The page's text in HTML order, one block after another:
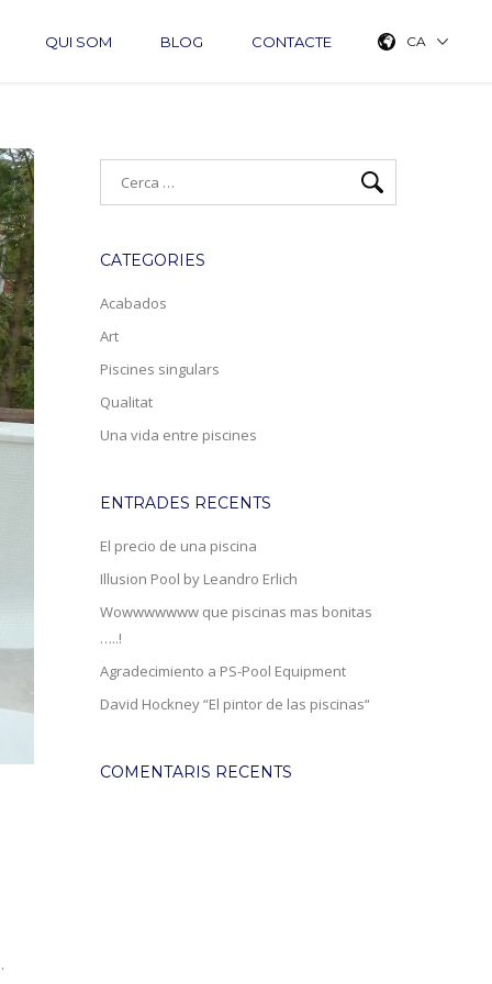
CA
QUI SOM BLOG CONTACTE
CATEGORIES
Acabados
Art
Piscines singulars
Qualitat
Una vida entre piscines
ENTRADES RECENTS
El precio de una piscina
Illusion Pool by Leandro Erlich
Wowwwwwww que piscinas mas bonitas
…..!
Agradecimiento a PS-Pool Equipment
David Hockney “El pintor de las piscinas“
COMENTARIS RECENTS